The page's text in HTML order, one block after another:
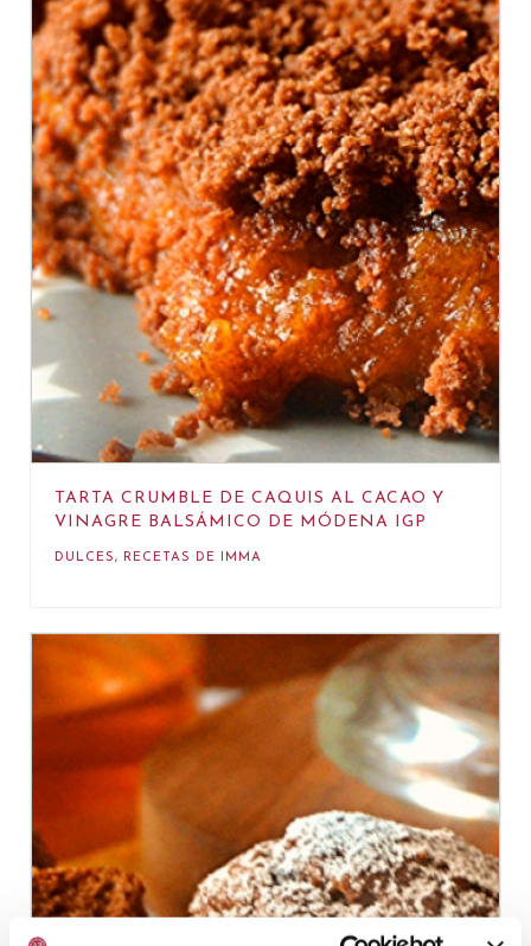
TARTA CRUMBLE DE CAQUIS AL CACAO Y
VINAGRE BALSÁMICO DE MÓDENA IGP
DULCES, RECETAS DE IMMA